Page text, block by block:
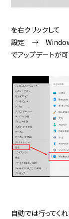
を右クリックして
設定 →
でアップデートが
自動では行ってく